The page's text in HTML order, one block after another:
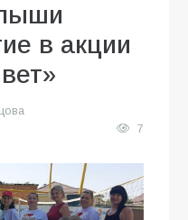
в акции
7